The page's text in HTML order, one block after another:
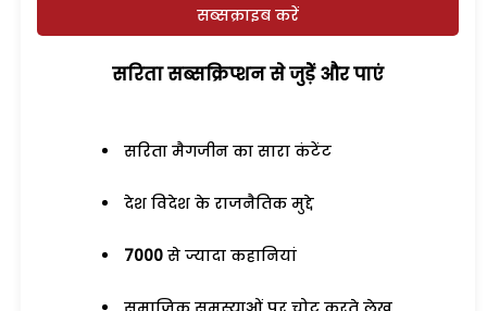
सब्सक्राइब करें
सरिता सब्सक्रिप्शन से जुड़ेें और पाएं
सरिता मैगजीन का सारा कंटेंट
देश विदेश के राजनैतिक मुद्दे
7000 से ज्यादा कहानियां